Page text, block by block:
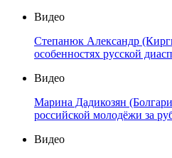
Видео
Степанюк Александр
особенностях русской
Видео
Марина Дадикозян
российской молодёжи за
Видео